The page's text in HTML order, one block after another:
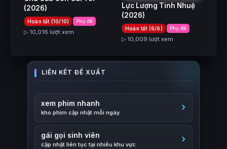
(2026)
Hoàn tất (10/10) Phụ đề
▷ 10,016 lượt xem
Lực Lượng Tinh Nhuệ
(2026)
Hoàn tất (6/6) Phụ đề
▷ 10,009 lượt xem
xem phim nhanh
kho phim cập nhật mỗi ngày
gái gọi sinh viên
cập nhật liên tục tại nhiều khu vực